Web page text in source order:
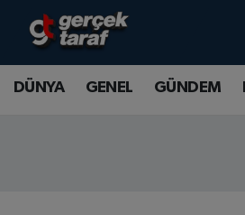
DÜNYA GENEL GÜNDEM
Canlı TV İzle
DÜNYA
Samsun Nöbetçi Eczaneler